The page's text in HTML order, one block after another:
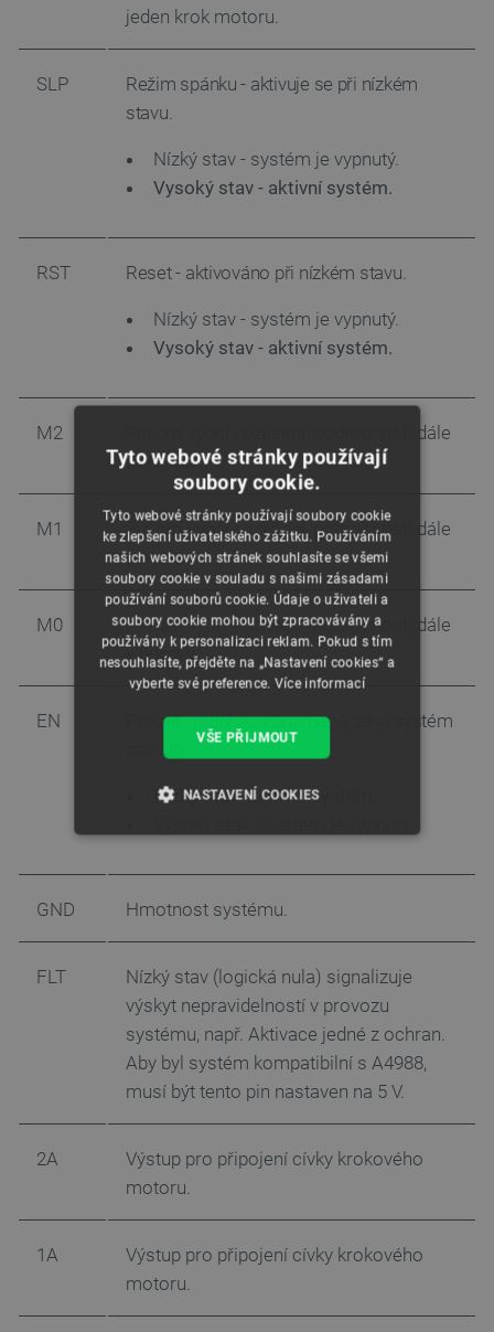
jeden krok motoru.
SLP
Režim spánku - aktivuje se při nízkém
stavu.
Nízký stav - systém je vypnutý.
Vysoký stav - aktivní systém.
RST Reset - aktivováno při nízkém stavu.
Nízký stav - systém je vypnutý.
Vysoký stav - aktivní systém.
M2
Pin pro výběr rozlišení, podrobnosti dále
v popisu.
M1
Pin pro výběr rozlišení, podrobnosti dále
v popisu.
M0
Pin pro výběr rozlišení, podrobnosti dále
v popisu.
EN
Povolit - nízký stav znamená, že je systém
Nízký stav - aktivní systém.
GND Hmotnost systému.
FLT
Nízký stav (logická nula) signalizuje
výskyt nepravidelností v provozu
systému, např. Aktivace jedné z ochran.
Aby byl systém kompatibilní s A4988,
musí být tento pin nastaven na 5 V.
2A
Výstup pro připojení cívky krokového
motoru.
1A
Výstup pro připojení cívky krokového
motoru.
Tyto webové stránky používají
soubory cookie.
Tyto webové stránky používají soubory cookie
ke zlepšení uživatelského zážitku. Používáním
našich webových stránek souhlasíte se všemi
soubory cookie v souladu s našimi zásadami
používání souborů cookie. Údaje o uživateli a
soubory cookie mohou být zpracovávány a
používány k personalizaci reklam. Pokud s tím
nesouhlasíte, přejděte na „Nastavení cookies“ a
vyberte své preference. Více informací
VŠE PŘIJMOUT
NASTAVENÍ COOKIES
FUNKČNÍ SOUBORY
Nezbytně nutné soubory
funkce webových stránek, jako je přihlášení
používat.
Název